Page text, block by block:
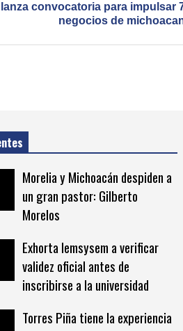
convocatoria para impulsar
negocios de
Morelia y Michoacán despiden a
un gran pastor: Gilberto
Morelos
Exhorta Iemsysem a verificar
validez oficial antes de
inscribirse a la universidad
Torres Piña tiene la experiencia